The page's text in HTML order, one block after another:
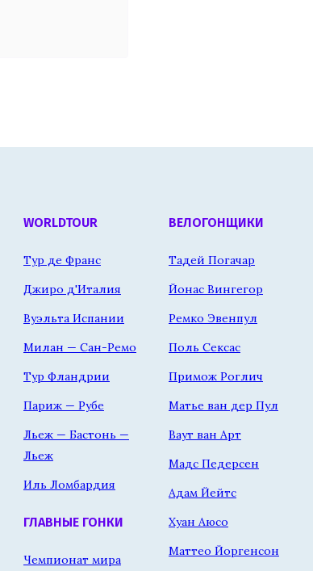
WORLDTOUR
Тур де Франс
Джиро д'Италия
Вуэльта Испании
Милан — Сан-Ремо
Тур Фландрии
Париж — Рубе
Льеж — Бастонь —
Льеж
Иль Ломбардия
ГЛАВНЫЕ ГОНКИ
Чемпионат мира
ВЕЛОГОНЩИКИ
Тадей Погачар
Йонас Вингегор
Ремко Эвенпул
Поль Сексас
Примож Роглич
Матье ван дер Пул
Ваут ван Арт
Мадс Педерсен
Адам Йейтс
Хуан Аюсо
Маттео Йоргенсон